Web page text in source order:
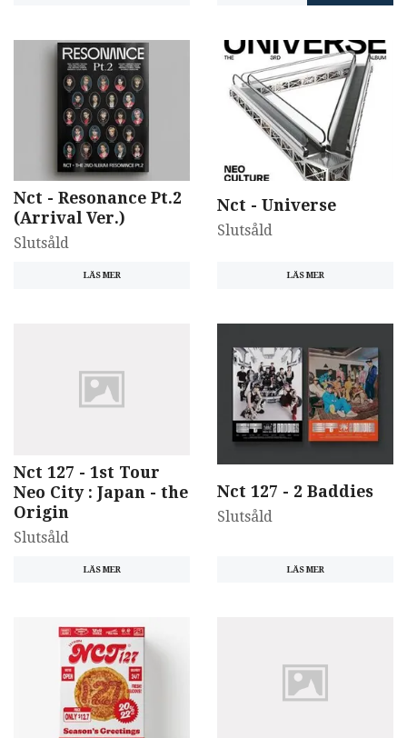
Nct - Resonance Pt.2
(Arrival Ver.)
Slutsåld
LÄS MER
Nct - Universe
Slutsåld
LÄS MER
Nct 127 - 1st Tour
Neo City : Japan - the
Origin
Slutsåld
LÄS MER
Nct 127 - 2 Baddies
Slutsåld
LÄS MER